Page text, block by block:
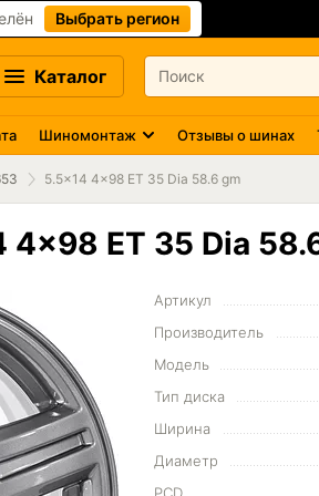
Выбрать регион
Каталог
Шиномонтаж Отзывы о шинах
5.5x14 4x98 ET 35 Dia 58.6 gm
4x98 ET 35 Dia
Артикул
Производитель
Модель
Тип диска
Ширина
Диаметр